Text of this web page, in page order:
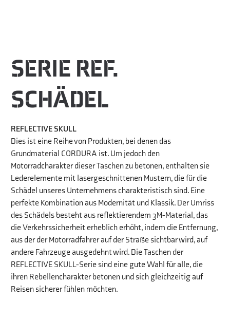
SERIE REF.
SCHÄDEL
REFLECTIVE SKULL
Dies ist eine Reihe von Produkten, bei denen das
Grundmaterial CORDURA ist. Um jedoch den
Motorradcharakter dieser Taschen zu betonen, enthalten sie
Lederelemente mit lasergeschnittenen Mustern, die für die
Schädel unseres Unternehmens charakteristisch sind. Eine
perfekte Kombination aus Modernität und Klassik. Der Umriss
des Schädels besteht aus reflektierendem 3M-Material, das
die Verkehrssicherheit erheblich erhöht, indem die Entfernung,
aus der der Motorradfahrer auf der Straße sichtbar wird, auf
andere Fahrzeuge ausgedehnt wird. Die Taschen der
REFLECTIVE SKULL-Serie sind eine gute Wahl für alle, die
ihren Rebellencharakter betonen und sich gleichzeitig auf
Reisen sicherer fühlen möchten.